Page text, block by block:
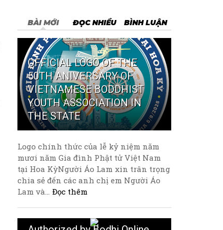
BÀI MỚI ĐỌC NHIỀU BÌNH LUẬN
OFFICIAL LOGO OF THE
50TH ANIVERSARY OF
VIETNAMESE BODDHIST
YOUTH ASSOCIATION IN
THE STATE
Logo chính thức của lễ kỷ niệm năm
mươi năm Gia đình Phật tử Việt Nam
tại Hoa KỳNgười Áo Lam xin trân trọng
chia sẻ đến các anh chị em Người Áo
Lam và... Đọc thêm